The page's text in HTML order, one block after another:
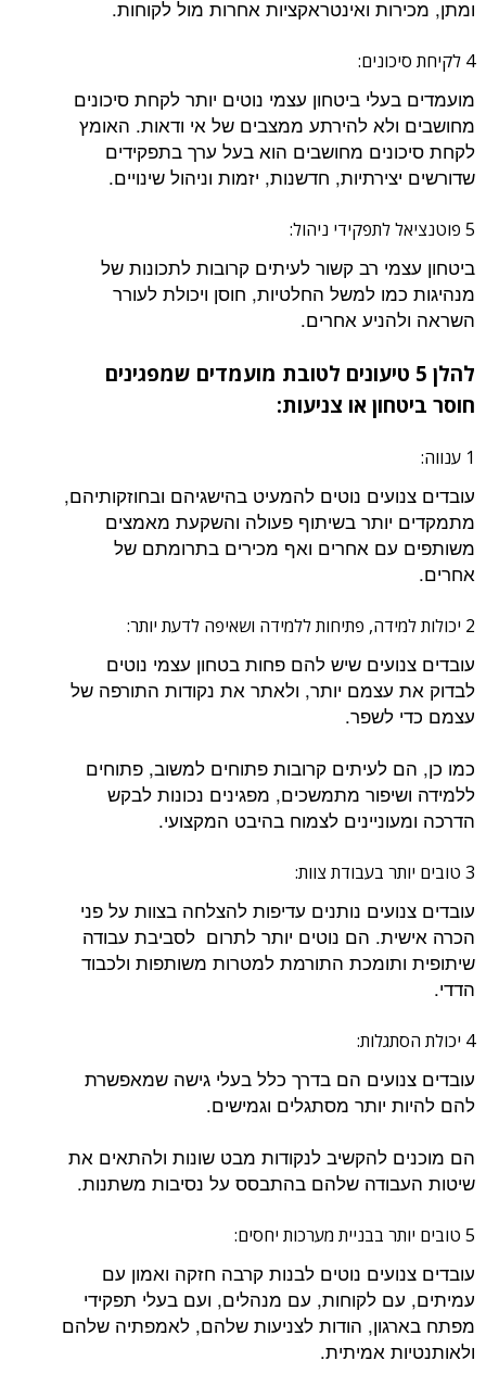
ומתן, מכירות ואינטראקציות אחרות מול לקוחות.
4 לקיחת סיכונים:
מועמדים בעלי ביטחון עצמי נוטים יותר לקחת סיכונים
מחושבים ולא להירתע ממצבים של אי ודאות. האומץ
לקחת סיכונים מחושבים הוא בעל ערך בתפקידים
שדורשים יצירתיות, חדשנות, יזמות וניהול שינויים.
5 פוטנציאל לתפקידי ניהול:
ביטחון עצמי רב קשור לעיתים קרובות לתכונות של
מנהיגות כמו למשל החלטיות, חוסן ויכולת לעורר
השראה ולהניע אחרים.
להלן 5 טיעונים לטובת מועמדים שמפגינים
חוסר ביטחון או צניעות:
1 ענווה:
עובדים צנועים נוטים להמעיט בהישגיהם ובחוזקותיהם,
מתמקדים יותר בשיתוף פעולה והשקעת מאמצים
משותפים עם אחרים ואף מכירים בתרומתם של
אחרים.
2 יכולות למידה, פתיחות ללמידה ושאיפה לדעת יותר:
עובדים צנועים שיש להם פחות בטחון עצמי נוטים
לבדוק את עצמם יותר, ולאתר את נקודות התורפה של
עצמם כדי לשפר.
כמו כן, הם לעיתים קרובות פתוחים למשוב, פתוחים
ללמידה ושיפור מתמשכים, מפגינים נכונות לבקש
הדרכה ומעוניינים לצמוח בהיבט המקצועי.
3 טובים יותר בעבודת צוות:
עובדים צנועים נותנים עדיפות להצלחה בצוות על פני
הכרה אישית. הם נוטים יותר לתרום לסביבת עבודה
שיתופית ותומכת התורמת למטרות משותפות ולכבוד
הדדי.
4 יכולת הסתגלות:
עובדים צנועים הם בדרך כלל בעלי גישה שמאפשרת
להם להיות יותר מסתגלים וגמישים.
הם מוכנים להקשיב לנקודות מבט שונות ולהתאים את
שיטות העבודה שלהם בהתבסס על נסיבות משתנות.
5 טובים יותר בבניית מערכות יחסים:
עובדים צנועים נוטים לבנות קרבה חזקה ואמון עם
עמיתים, עם לקוחות, עם מנהלים, ועם בעלי תפקידי
מפתח בארגון, הודות לצניעות שלהם, לאמפתיה שלהם
ולאותנטיות אמיתית.